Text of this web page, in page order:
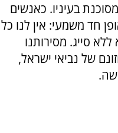
בעיניו. כאנשים
חד משמעי: אין לנו כל
סייג. מסירותנו
של נביאי ישראל,